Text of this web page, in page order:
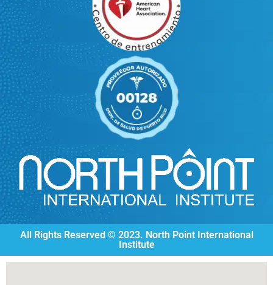
All Rights Reserved © 2023. North Point International
Institute